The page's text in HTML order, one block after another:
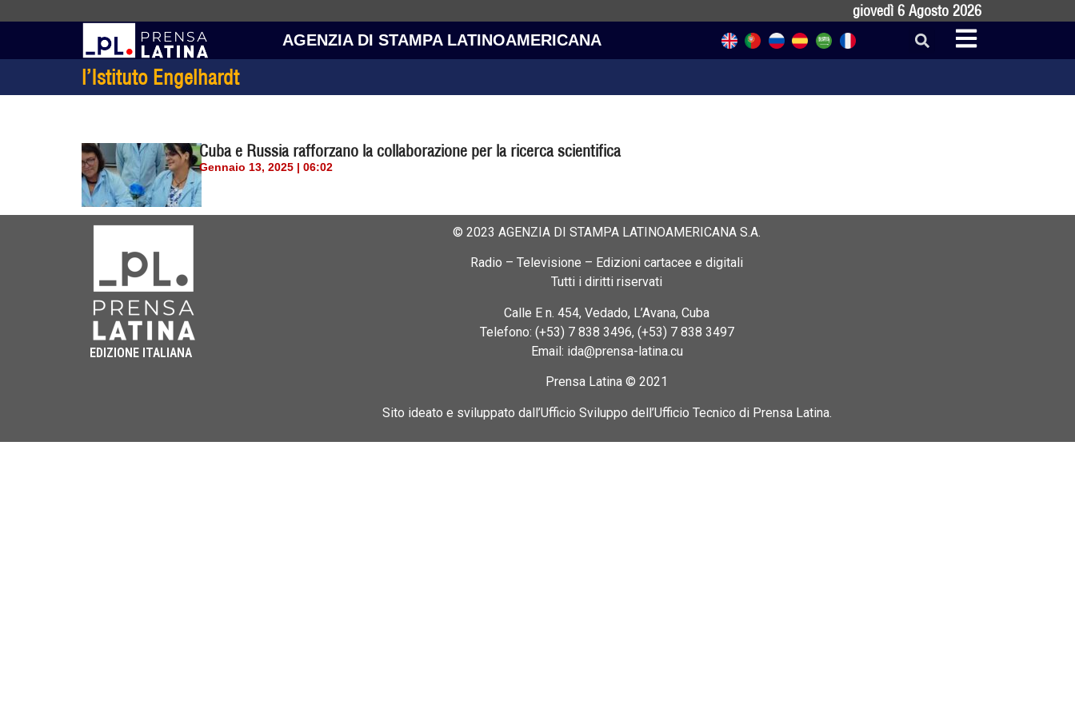
giovedì 6 Agosto 2026
AGENZIA DI STAMPA LATINOAMERICANA
l’Istituto Engelhardt
Cuba e Russia rafforzano la collaborazione per la ricerca scientifica
Gennaio 13, 2025 | 06:02
EDIZIONE ITALIANA
© 2023 AGENZIA DI STAMPA LATINOAMERICANA S.A.
Radio – Televisione – Edizioni cartacee e digitali
Tutti i diritti riservati
Calle E n. 454, Vedado, L’Avana, Cuba
Telefono: (+53) 7 838 3496, (+53) 7 838 3497
Email: ida@prensa-latina.cu
Prensa Latina © 2021
Sito ideato e sviluppato dall’Ufficio Sviluppo dell’Ufficio Tecnico di Prensa Latina.